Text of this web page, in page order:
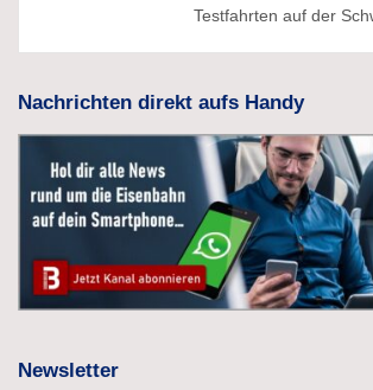
Testfahrten auf der
Nachrichten direkt aufs Handy
Newsletter